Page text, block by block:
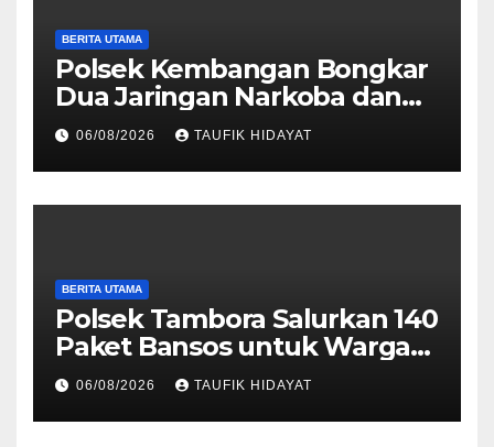
BERITA UTAMA
Polsek Kembangan Bongkar
Dua Jaringan Narkoba dan
Obat Keras, Sita Puluhan
Ribu Pil, 1,1 Kg Sabu hingga
Vape Etomidate
06/08/2026 TAUFIK HIDAYAT
BERITA UTAMA
Polsek Tambora Salurkan 140
Paket Bansos untuk Warga
Slum Area, Wujud
Kepedulian Sambut HUT ke-
81 RI
06/08/2026 TAUFIK HIDAYAT